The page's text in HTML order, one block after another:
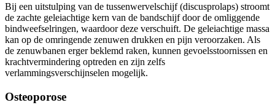
Bij een uitstulping van de tussenwervelschijf (discusprolaps) stroomt
de zachte geleiachtige kern van de bandschijf door de omliggende
bindweefselringen, waardoor deze verschuift. De geleiachtige massa
kan op de omringende zenuwen drukken en pijn veroorzaken. Als
de zenuwbanen erger beklemd raken, kunnen gevoelsstoornissen en
krachtvermindering optreden en zijn zelfs
verlammingsverschijnselen mogelijk.
Osteoporose